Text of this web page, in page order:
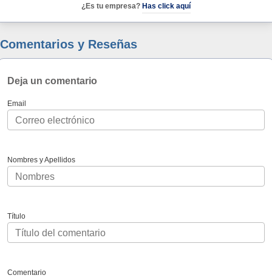
¿Es tu empresa? Has click aquí
Comentarios y Reseñas
Deja un comentario
Email
Nombres y Apellidos
Título
Comentario